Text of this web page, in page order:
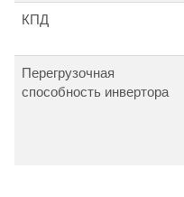
КПД
Перегрузочная
способность инвертора